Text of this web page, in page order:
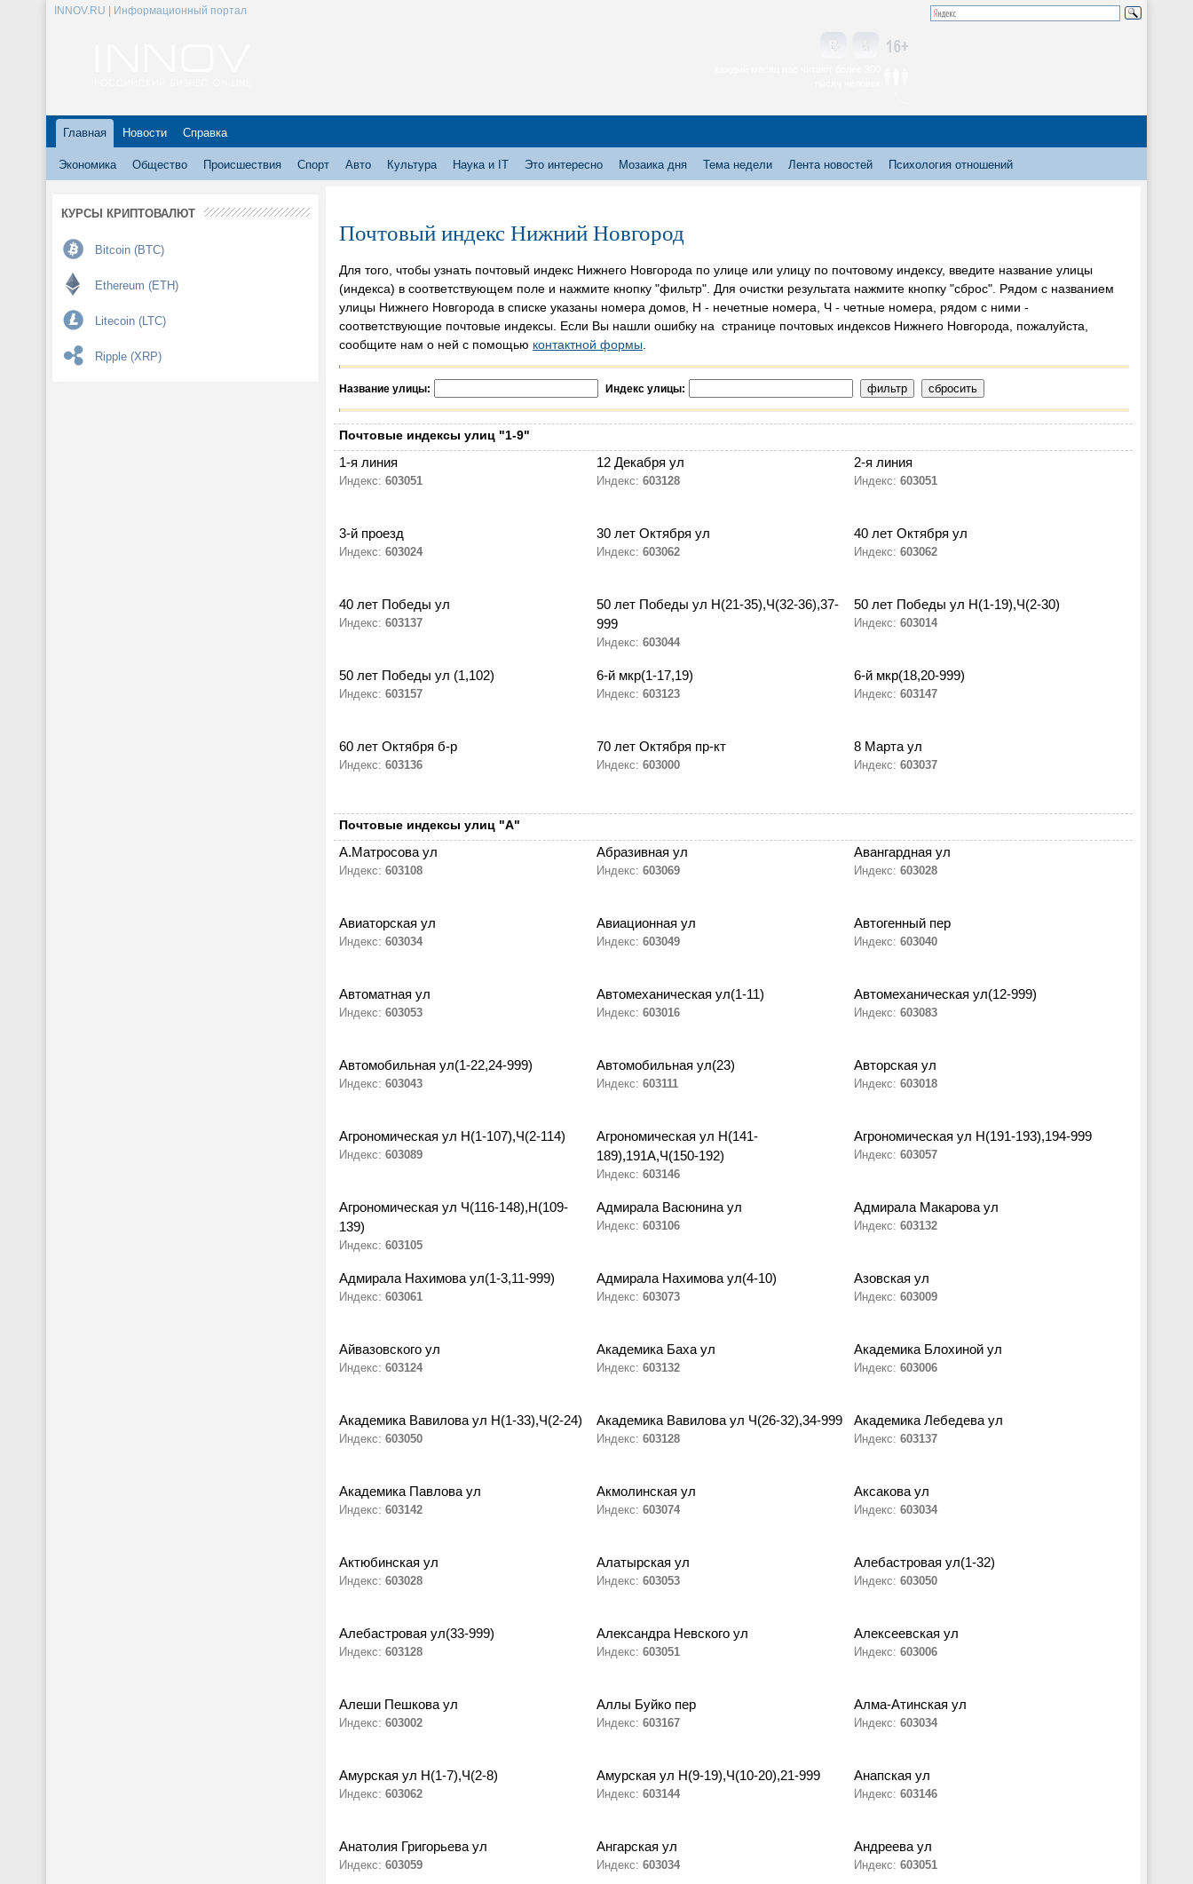
INNOV.RU | Информационный портал
Главная Новости Справка
Экономика Общество Происшествия Спорт Авто Культура Наука и IT Это интересно Мозаика дня Тема недели Лента новостей Психология отношений
КУРСЫ КРИПТОВАЛЮТ
Bitcoin (BTC)
Ethereum (ETH)
Litecoin (LTC)
Ripple (XRP)
Почтовый индекс Нижний Новгород
Для того, чтобы узнать почтовый индекс Нижнего Новгорода по улице или улицу по почтовому индексу, введите название улицы
(индекса) в соответствующем поле и нажмите кнопку "фильтр". Для очистки результата нажмите кнопку "сброс". Рядом с названием
улицы Нижнего Новгорода в списке указаны номера домов, Н - нечетные номера, Ч - четные номера, рядом с ними -
соответствующие почтовые индексы. Если Вы нашли ошибку на странице почтовых индексов Нижнего Новгорода, пожалуйста,
сообщите нам о ней с помощью контактной формы
Название улицы: Индекс улицы:
Почтовые индексы улиц "1-9"
1-я линия
Индекс: 603051
12 Декабря ул
Индекс: 603128
2-я линия
Индекс: 603051
3-й проезд
Индекс: 603024
30 лет Октября ул
Индекс: 603062
40 лет Октября ул
Индекс: 603062
40 лет Победы ул
Индекс: 603137
50 лет Победы ул Н(21-35),Ч(32-36),37-
999
Индекс: 603044
50 лет Победы ул Н(1-19),Ч(2-30)
Индекс: 603014
50 лет Победы ул (1,102)
Индекс: 603157
6-й мкр(1-17,19)
Индекс: 603123
6-й мкр(18,20-999)
Индекс: 603147
60 лет Октября б-р
Индекс: 603136
70 лет Октября пр-кт
Индекс: 603000
8 Марта ул
Индекс: 603037
Почтовые индексы улиц "А"
А.Матросова ул
Индекс: 603108
Абразивная ул
Индекс: 603069
Авангардная ул
Индекс: 603028
Авиаторская ул
Индекс: 603034
Авиационная ул
Индекс: 603049
Автогенный пер
Индекс: 603040
Автоматная ул
Индекс: 603053
Автомеханическая ул(1-11)
Индекс: 603016
Автомеханическая ул(12-999)
Индекс: 603083
Автомобильная ул(1-22,24-999)
Индекс: 603043
Автомобильная ул(23)
Индекс: 603111
Авторская ул
Индекс: 603018
Агрономическая ул Н(1-107),Ч(2-114)
Индекс: 603089
Агрономическая ул Н(141-
189),191А,Ч(150-192)
Индекс: 603146
Агрономическая ул Н(191-193),194-999
Индекс: 603057
Агрономическая ул Ч(116-148),Н(109-
139)
Индекс: 603105
Адмирала Васюнина ул
Индекс: 603106
Адмирала Макарова ул
Индекс: 603132
Адмирала Нахимова ул(1-3,11-999)
Индекс: 603061
Адмирала Нахимова ул(4-10)
Индекс: 603073
Азовская ул
Индекс: 603009
Айвазовского ул
Индекс: 603124
Академика Баха ул
Индекс: 603132
Академика Блохиной ул
Индекс: 603006
Академика Вавилова ул Н(1-33),Ч(2-24)
Индекс: 603050
Академика Вавилова ул Ч(26-32),34-999
Индекс: 603128
Академика Лебедева ул
Индекс: 603137
Академика Павлова ул
Индекс: 603142
Акмолинская ул
Индекс: 603074
Аксакова ул
Индекс: 603034
Актюбинская ул
Индекс: 603028
Алатырская ул
Индекс: 603053
Алебастровая ул(1-32)
Индекс: 603050
Алебастровая ул(33-999)
Индекс: 603128
Александра Невского ул
Индекс: 603051
Алексеевская ул
Индекс: 603006
Алеши Пешкова ул
Индекс: 603002
Аллы Буйко пер
Индекс: 603167
Алма-Атинская ул
Индекс: 603034
Амурская ул Н(1-7),Ч(2-8)
Индекс: 603062
Амурская ул Н(9-19),Ч(10-20),21-999
Индекс: 603144
Анапская ул
Индекс: 603146
Анатолия Григорьева ул
Индекс: 603059
Ангарская ул
Индекс: 603034
Андреева ул
Индекс: 603051